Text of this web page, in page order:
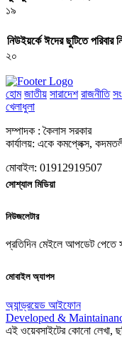
১৯
নিউইয়র্কে ঈদের ছুটিতে পরিবার
২০
হোম জাতীয় সারাদেশ রাজনীতি
খেলাধুলা
সম্পাদক : কৈলাস সরকার
কার্যালয়: একে কমপ্লেক্স,
মোবাইল: 01912919507
সোশ্যাল মিডিয়া
নিউজলেটার
প্রতিদিন মেইলে আপডেট পেতে
মোবাইল অ্যাপস
অ্যান্ড্রয়েড আইফোন
Developed &
এই ওয়েবসাইটের কোনো লেখা,